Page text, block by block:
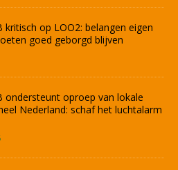
kritisch op LOO2: belangen eigen
goed geborgd blijven
ondersteunt oproep van lokale
Nederland: schaf het luchtalarm